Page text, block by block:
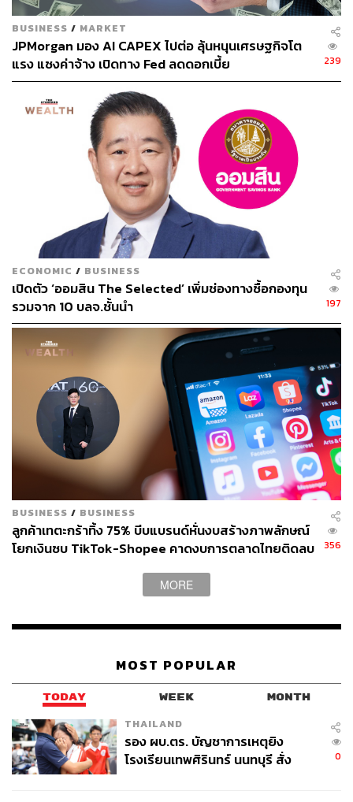
BUSINESS / MARKET
JPMorgan มอง AI CAPEX ไปต่อ ลุ้นหนุนเศรษฐกิจโต
แรง แซงค่าจ้าง เปิดทาง Fed ลดดอกเบี้ย
239
ECONOMIC / BUSINESS
เปิดตัว ‘ออมสิน The Selected’ เพิ่มช่องทางซื้อกองทุน
รวมจาก 10 บลจ.ชั้นนำ
197
BUSINESS / BUSINESS
ลูกค้าเทตะกร้าทิ้ง 75% บีบแบรนด์หั่นงบสร้างภาพลักษณ์
โยกเงินซบ TikTok-Shopee คาดงบการตลาดไทยติดลบ
356
MORE
MOST POPULAR
TODAY WEEK MONTH
THAILAND
รอง ผบ.ตร. บัญชาการเหตุยิง
โรงเรียนเทพศิรินทร์ นนทบุรี สั่ง
0